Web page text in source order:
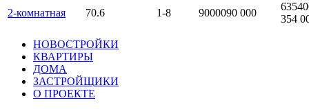
2-комнатная
70.6 1-8 9000090 000
354
НОВОСТРОЙКИ
КВАРТИРЫ
ДОМА
ЗАСТРОЙЩИКИ
О ПРОЕКТЕ